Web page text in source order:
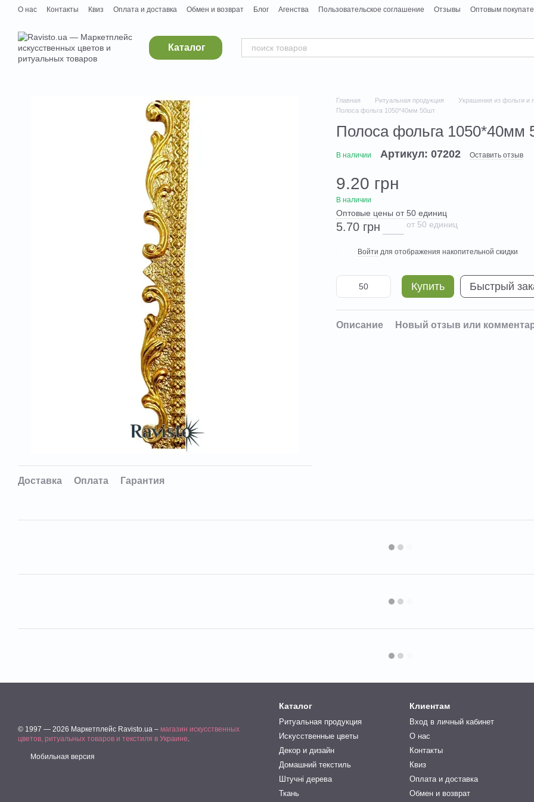
Перейти к основному контенту
О нас Контакты Квиз Оплата и доставка Обмен и возврат Блог Агенства Пользовательское соглашение Отзывы
Оптовым
Каталог
Доставка Оплата Гарантия
Главная Ритуальная продукция Украшения из фольги и
Полоса фольга 1050*40мм 50шт
Полоса фольга 1050*40мм
В наличии Артикул: 07202 Оставить отзыв
9.20 грн
В наличии
Оптовые цены от 50 единиц
5.70 грн от 50 единиц
Войти для отображения накопительной скидки
Купить Быстрый
Описание Новый отзыв или
© 1997 — 2026 Маркетплейс Ravisto.ua – магазин искусственных
цветов, ритуальных товаров и текстиля в Украине.
Мобильная версия
Каталог
Ритуальная продукция
Искусственные цветы
Декор и дизайн
Домашний текстиль
Штучні дерева
Ткань
Клиентам
Вход в личный кабинет
О нас
Контакты
Квиз
Оплата и доставка
Обмен и возврат